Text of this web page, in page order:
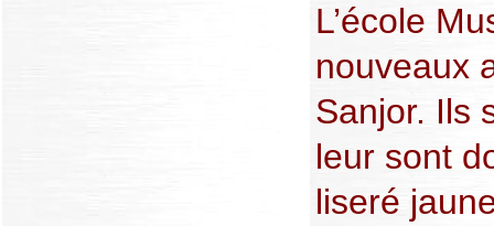
L’école
nouveaux
Sanjor. Ils
leur sont
liseré